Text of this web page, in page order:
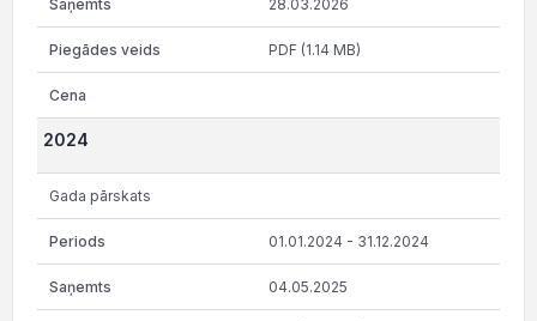
28.03.2026
PDF (1.14 MB)
2024
Gada pārskats
01.01.2024 - 31.12.2024
04.05.2025